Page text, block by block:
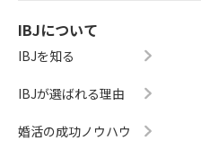
IBJについて
IBJを知る
IBJが選ばれる理由
婚活の成功ノウハウ